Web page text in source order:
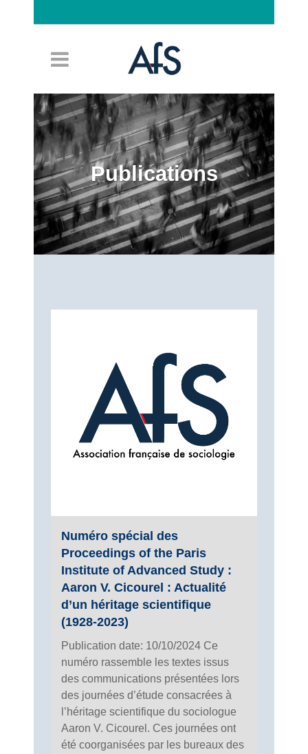
Publications
Numéro spécial des
Proceedings of the Paris
Institute of Advanced Study :
Aaron V. Cicourel : Actualité
d’un héritage scientifique
(1928-2023)
Publication date: 10/10/2024 Ce
numéro rassemble les textes issus
des communications présentées lors
des journées d’étude consacrées à
l’héritage scientifique du sociologue
Aaron V. Cicourel. Ces journées ont
été coorganisées par les bureaux des